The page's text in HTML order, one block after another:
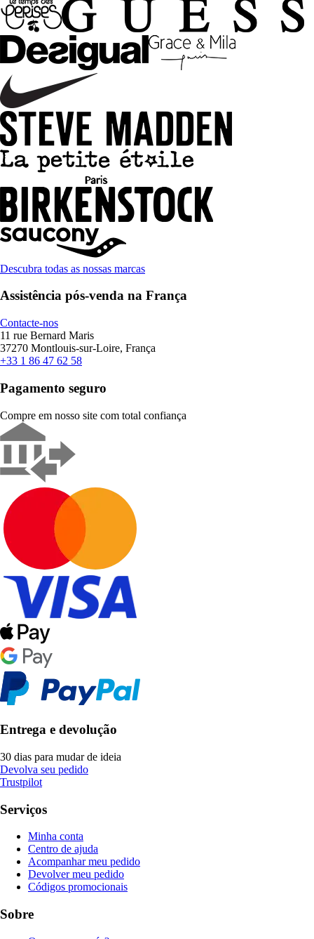
Descubra todas as nossas marcas
Assistência pós-venda na França
Contacte-nos
11 rue Bernard Maris
37270 Montlouis-sur-Loire, França
+33 1 86 47 62 58
Pagamento seguro
Compre em nosso site com total confiança
Entrega e devolução
30 dias para mudar de ideia
Devolva seu pedido
Trustpilot
Serviços
Minha conta
Centro de ajuda
Acompanhar meu pedido
Devolver meu pedido
Códigos promocionais
Sobre